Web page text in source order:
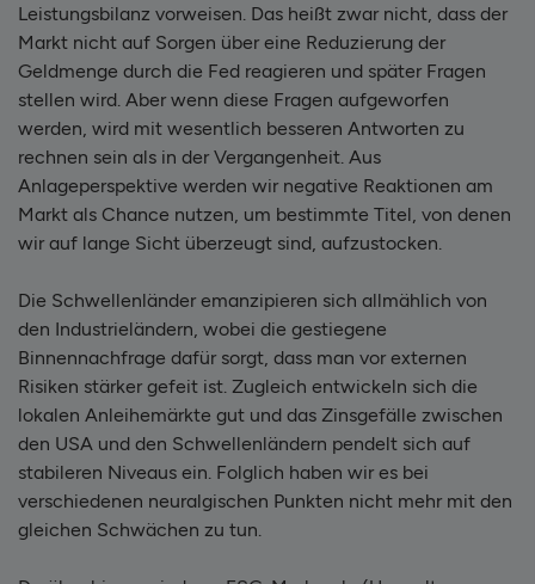
Leistungsbilanz vorweisen. Das heißt zwar nicht, dass der
Markt nicht auf Sorgen über eine Reduzierung der
Geldmenge durch die Fed reagieren und später Fragen
stellen wird. Aber wenn diese Fragen aufgeworfen
werden, wird mit wesentlich besseren Antworten zu
rechnen sein als in der Vergangenheit. Aus
Anlageperspektive werden wir negative Reaktionen am
Markt als Chance nutzen, um bestimmte Titel, von denen
wir auf lange Sicht überzeugt sind, aufzustocken.
Die Schwellenländer emanzipieren sich allmählich von
den Industrieländern, wobei die gestiegene
Binnennachfrage dafür sorgt, dass man vor externen
Risiken stärker gefeit ist. Zugleich entwickeln sich die
lokalen Anleihemärkte gut und das Zinsgefälle zwischen
den USA und den Schwellenländern pendelt sich auf
stabileren Niveaus ein. Folglich haben wir es bei
verschiedenen neuralgischen Punkten nicht mehr mit den
gleichen Schwächen zu tun.